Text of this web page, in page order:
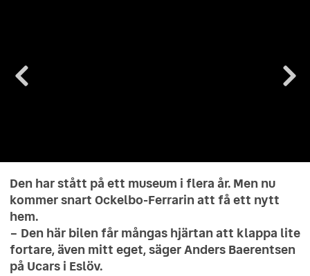
Den har stått på ett museum i flera år. Men nu
kommer snart Ockelbo-Ferrarin att få ett nytt
hem.
– Den här bilen får mångas hjärtan att klappa lite
fortare, även mitt eget, säger Anders Baerentsen
på Ucars i Eslöv.